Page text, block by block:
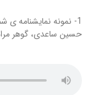
1- نمونه نمایشنامه ی
حسین ساعدی، گوهر